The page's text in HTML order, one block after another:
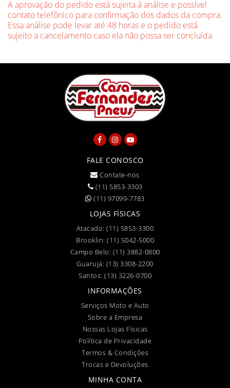
A aprovação do pedido está sujeita à análise e possível
contato telefônico para confirmação dos dados da compra.
Essa análise pode levar até 48 horas e o pedido está
sujeito a cancelamento caso ela não possa ser concluída.
FALE CONOSCO
Contate-nos
(11) 5853-3303
(11) 97099-7783
LOJAS FÍSICAS
Atacado:(11) 5853-3300
Brooklin: (11) 5042-5000
Campo Belo: (11) 3882-0800
Guarujá: (13) 3308-2200
Santos: (13) 3226-0700
INFORMAÇÕES
Serviços Moto e Auto
Sobre a Empresa
Nossas Lojas Físicas
Política de Privacidade
Termos & Condições
Trocas e Devoluções
MINHA CONTA